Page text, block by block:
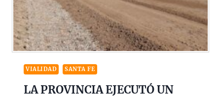
VIALIDAD SANTA FE
LA PROVINCIA EJECUTÓ UN